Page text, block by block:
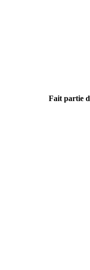
Fait partie